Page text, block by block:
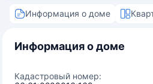
Информация о доме
Информация о доме
Кадастровый номер: